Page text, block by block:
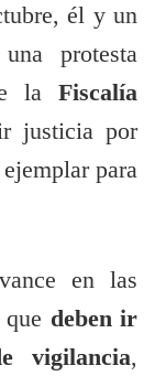
él y un
protesta
la Fiscalía
justicia por
para
en las
deben ir
vigilancia,